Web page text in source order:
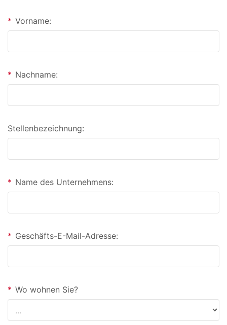
* Vorname:
* Nachname:
Stellenbezeichnung:
* Name des Unternehmens:
* Geschäfts-E-Mail-Adresse:
* Wo wohnen Sie?